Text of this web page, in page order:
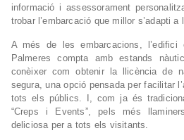
informació i assessorament
trobar l’embarcació que millor s’adapti
A més de les embarcacions,
Palmeres compta amb estands
conèixer com obtenir la llicència de
segura, una opció pensada per facilitar
tots els públics. I, com ja és
“Creps i Events”, pels més
deliciosa per a tots els visitants.